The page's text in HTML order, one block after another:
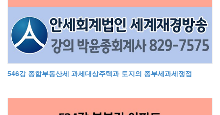
546강 종합부동산세 과세대상주택과 토지의 종부세과세쟁점